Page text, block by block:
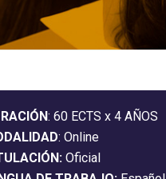
: 60 ECTS x 4 AÑOS
: Online
Oficial